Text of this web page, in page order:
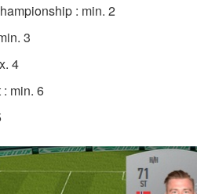
: min. 2
3
4
min. 6